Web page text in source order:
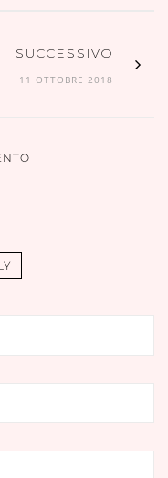
SUCCESSIVO
11 OTTOBRE 2018